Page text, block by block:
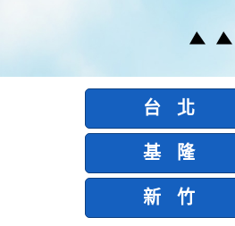
台 北
基 隆
新 竹